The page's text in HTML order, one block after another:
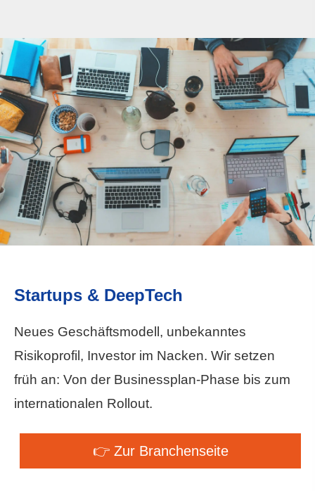
Startups & DeepTech
Neues Geschäftsmodell, unbekanntes
Risikoprofil, Investor im Nacken. Wir setzen
früh an: Von der Businessplan-Phase bis zum
internationalen Rollout.
👉 Zur Branchenseite